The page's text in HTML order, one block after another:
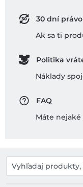
30 dní
Ak sa ti
Politika
Náklady
FAQ
Máte